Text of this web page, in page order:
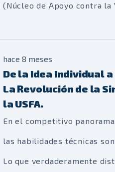
(Núcleo de Apoyo contra
una iniciativa que nació en
como una solución real y
educativo boliviano. Lo que
final del módulo de
Transversales, ha escalado
profesional que ha
a la comunidad académica.
hace 8 meses
De la Idea Individual
La Revolución de la
la USFA.
En el competitivo
las habilidades técnicas
Lo que verdaderamente